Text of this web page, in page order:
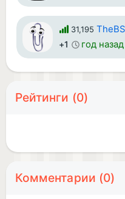
31,195
+1 год назад
Рейтинги (0)
Комментарии (0)